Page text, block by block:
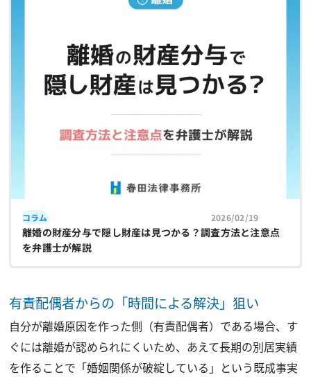
コラム 2026/02/19
離婚の財産分与で隠し財産は見つかる？調査方法と注意点
を弁護士が解説
有責配偶者からの「時間による解決」狙い
自分が離婚原因を作った側（有責配偶者）である場合、す
ぐには離婚が認められにくいため、あえて長期の別居実績
を作ることで「婚姻関係が破綻している」という既成事実